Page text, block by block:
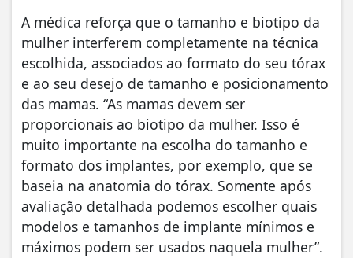
A médica reforça que o tamanho e biotipo da
mulher interferem completamente na técnica
escolhida, associados ao formato do seu tórax
e ao seu desejo de tamanho e posicionamento
das mamas. “As mamas devem ser
proporcionais ao biotipo da mulher. Isso é
muito importante na escolha do tamanho e
formato dos implantes, por exemplo, que se
baseia na anatomia do tórax. Somente após
avaliação detalhada podemos escolher quais
modelos e tamanhos de implante mínimos e
máximos podem ser usados naquela mulher”.